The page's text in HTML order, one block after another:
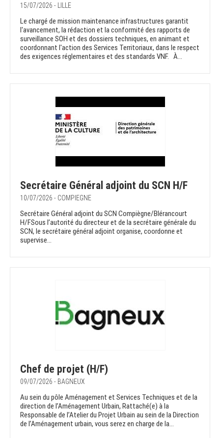
15/07/2026 - LILLE
Le chargé de mission maintenance infrastructures garantit
l'avancement, la rédaction et la conformité des rapports de
surveillance SOH et des dossiers techniques, en animant et
coordonnant l'action des Services Territoriaux, dans le respect
des exigences réglementaires et des standards VNF. À...
Secrétaire Général adjoint du SCN H/F
10/07/2026 - COMPIEGNE
Secrétaire Général adjoint du SCN Compiègne/Blérancourt
H/FSous l’autorité du directeur et de la secrétaire générale du
SCN, le secrétaire général adjoint organise, coordonne et
supervise...
Chef de projet (H/F)
09/07/2026 - BAGNEUX
Au sein du pôle Aménagement et Services Techniques et de la
direction de l’Aménagement Urbain, Rattaché(e) à la
Responsable de l’Atelier du Projet Urbain au sein de la Direction
de l’Aménagement urbain, vous serez en charge de la...